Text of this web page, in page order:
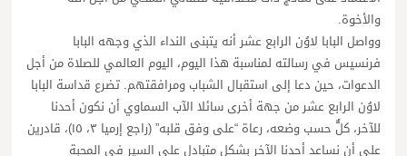
والأخوة.
وواصل البابا لاوُن الرابع عشر أنه يتبنى النداء الذي وجهه البابا
فرنسيس في رسالته لمناسبة هذا اليوم، اليوم العالمي للصلاة من أجل
الدعوات، حين دعا إلى استقبال الشباب ومرافقتهم. تضرع قداسة البابا
لاوُن الرابع عشر من جهة أخرى سائلا الآب السماوي أن نكون أحدنا
للآخر، كلٌّ حسب وضعه، رعاة “على وفق قلبه” (راجع إرميا ٣، ١٥)، قادرين
على أن نساعد أحدنا الآخر بشكل متبادل على السير في المحبة